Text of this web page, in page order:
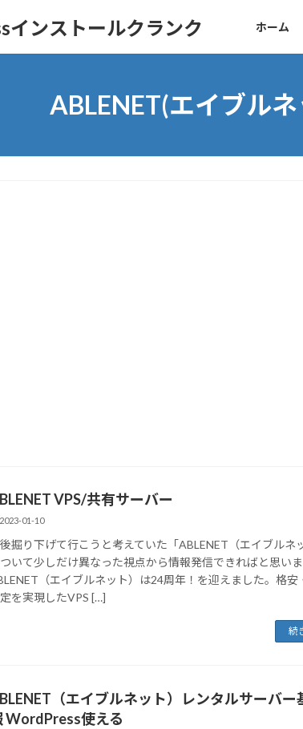
インストールクランク ホーム
ABLENET(エイブル
VPS/共有サーバー
2023-01-10
掘り下げて行こうと考えていた「ABLENET（エイブルネ
いて少しだけ異なった視点から情報発信できればと思いま
（エイブルネット）は24周年！を迎えました。格安
を実現したVPS […]
続
（エイブルネット）レンタルサーバー
WordPress使える